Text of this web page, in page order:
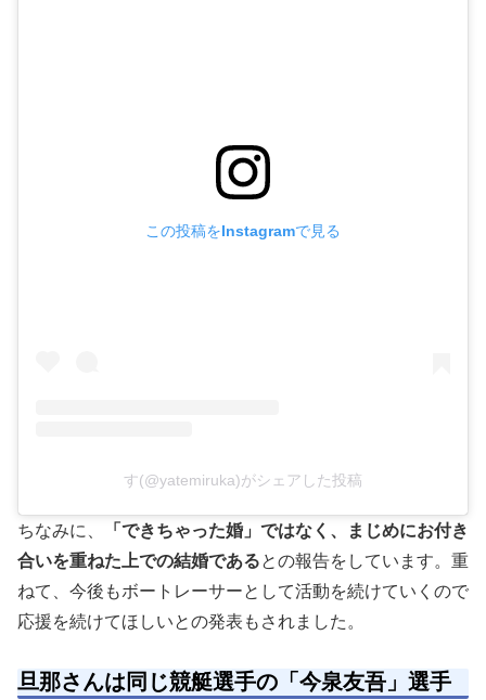
この投稿をInstagramで見る
す(@yatemiruka)がシェアした投稿
ちなみに、
「できちゃった婚」ではなく、まじめにお付き
合いを重ねた上での結婚であるとの報告をしています。重
ねて、今後もボートレーサーとして活動を続けていくので
応援を続けてほしいとの発表もされました。
旦那さんは同じ競艇選手の「今泉友吾」選手